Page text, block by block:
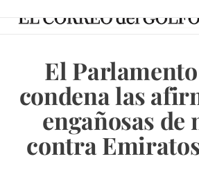
El
condena las
engañosas de
contra